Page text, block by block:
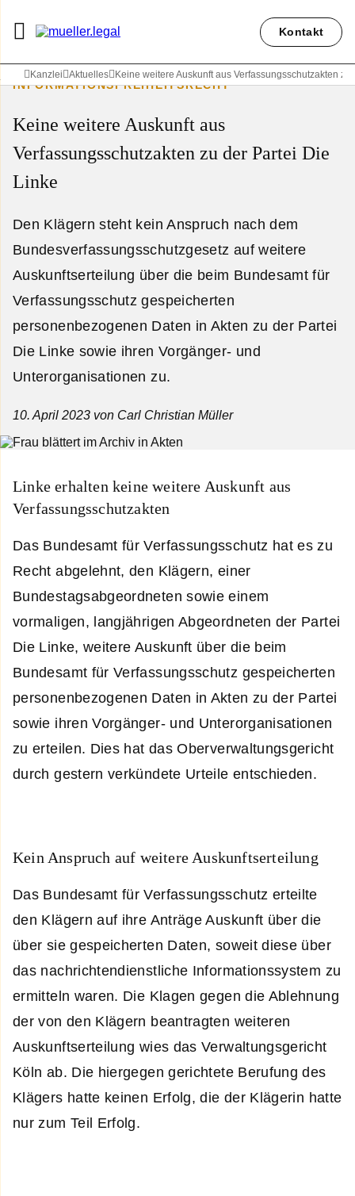
Kontakt
Kanzlei Aktuelles Keine weitere Auskunft aus Verfassungsschutzakten
INFORMATIONSFREIHEITSRECHT
Keine weitere Auskunft aus
Verfassungsschutzakten zu der Partei Die
Linke
Den Klägern steht kein Anspruch nach dem
Bundesverfassungsschutzgesetz auf weitere
Auskunftserteilung über die beim Bundesamt für
Verfassungsschutz gespeicherten
personenbezogenen Daten in Akten zu der Partei
Die Linke sowie ihren Vorgänger- und
Unterorganisationen zu.
10. April 2023 von Carl Christian Müller
Linke erhalten keine weitere Auskunft aus
Verfassungsschutzakten
Das Bundesamt für Verfassungsschutz hat es zu
Recht abgelehnt, den Klägern, einer
Bundestagsabgeordneten sowie einem
vormaligen, langjährigen Abgeordneten der Partei
Die Linke, weitere Auskunft über die beim
Bundesamt für Verfassungsschutz gespeicherten
personenbezogenen Daten in Akten zu der Partei
sowie ihren Vorgänger- und Unterorganisationen
zu erteilen. Dies hat das Oberverwaltungsgericht
durch gestern verkündete Urteile entschieden.
Kein Anspruch auf weitere Auskunftserteilung
Das Bundesamt für Verfassungsschutz erteilte
den Klägern auf ihre Anträge Auskunft über die
über sie gespeicherten Daten, soweit diese über
das nachrichten­dienstliche Informationssystem zu
ermitteln waren. Die Klagen gegen die Ablehnung
der von den Klägern beantragten weiteren
Auskunftserteilung wies das Verwaltungs­gericht
Köln ab. Die hiergegen gerichtete Berufung des
Klägers hatte keinen Erfolg, die der Klägerin hatte
nur zum Teil Erfolg.